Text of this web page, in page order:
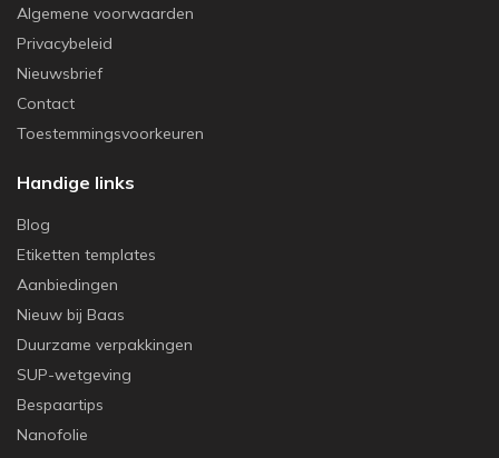
Algemene voorwaarden
Privacybeleid
Nieuwsbrief
Contact
Toestemmingsvoorkeuren
Handige links
Blog
Etiketten templates
Aanbiedingen
Nieuw bij Baas
Duurzame verpakkingen
SUP-wetgeving
Bespaartips
Nanofolie